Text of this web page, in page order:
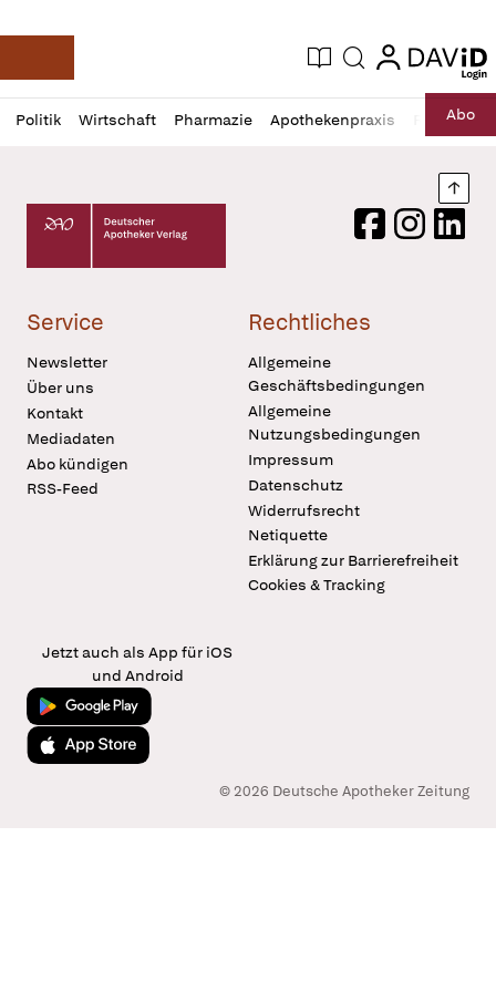
Deutsche Apotheker Zeitung
Aktuelle Ausgabe
Suche login
login
Politik Wirtschaft Pharmazie Apothekenpraxis RechtAbo
Profil
öffnen
Daz
Pur
Deutscher Apotheker Verlag Logo
FacebookInstagram
Service
Newsletter
Über uns
Kontakt
Mediadaten
Abo kündigen
RSS-Feed
Rechtliches
Allgemeine
Geschäftsbedingungen
Allgemeine
Nutzungsbedingungen
Impressum
Datenschutz
Widerrufsrecht
Netiquette
Erklärung zur Barrierefreiheit
Cookies & Tracking
Jetzt auch als App für iOS
und Android
Jetzt bei Google Play
Laden im App Store
© 2026 Deutsche Apotheker Zeitung